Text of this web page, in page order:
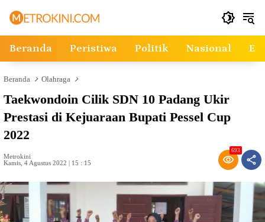
Beranda Peristiwa Politik Nasional
Beranda Olahraga
Taekwondoin Cilik SDN 10 Padang Ukir
Prestasi di Kejuaraan Bupati Pessel Cup
2022
Metrokini
Kamis, 4 Agustus 2022 | 15 : 15
693